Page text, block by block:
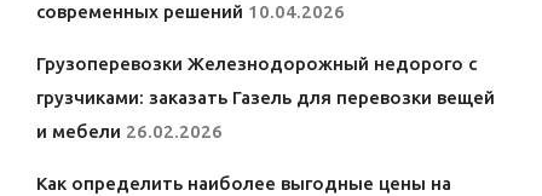
современных решений 10.04.2026
Грузоперевозки Железнодорожный недорого с
грузчиками: заказать Газель для перевозки вещей
и мебели 26.02.2026
Как определить наиболее выгодные цены на